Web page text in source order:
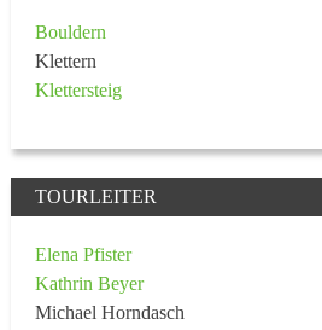
Bouldern
Klettern
Klettersteig
TOURLEITER
Elena Pfister
Kathrin Beyer
Michael Horndasch